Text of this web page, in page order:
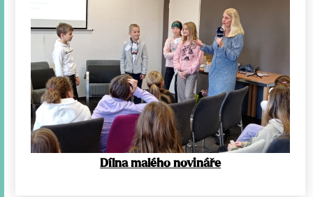
Dílna malého novináře